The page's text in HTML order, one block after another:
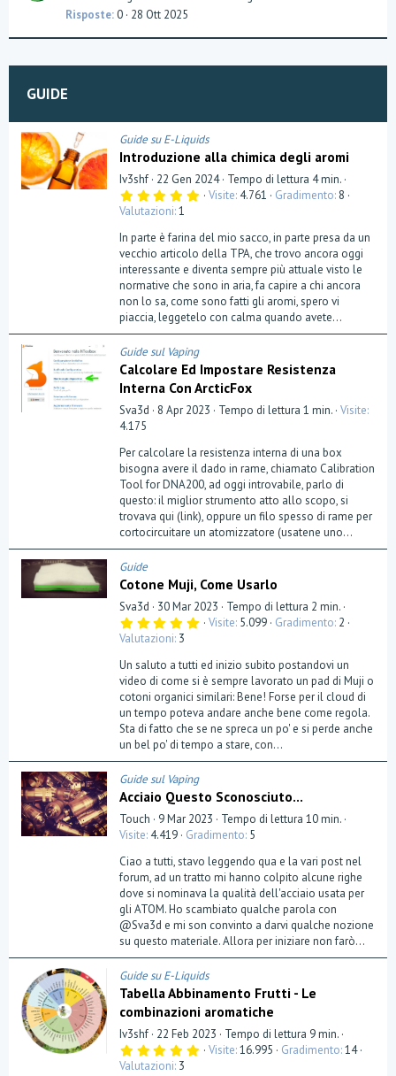
Risposte 0 28 Ott 2025
GUIDE
Guide su E-Liquids
Introduzione alla chimica degli aromi
Iv3shf 22 Gen 2024 Tempo di lettura 4 min.
5
0
s
t
e
l
l
a
(
e
)
Visite 4.761 Gradimento 8
Valutazioni 1
In parte è farina del mio sacco, in parte presa da un
vecchio articolo della TPA, che trovo ancora oggi
interessante e diventa sempre più attuale visto le
normative che sono in aria, fa capire a chi ancora
non lo sa, come sono fatti gli aromi, spero vi
piaccia, leggetelo con calma quando avete...
Guide sul Vaping
Calcolare Ed Impostare Resistenza
Interna Con ArcticFox
Sva3d 8 Apr 2023 Tempo di lettura 1 min. Visite
4.175
Per calcolare la resistenza interna di una box
bisogna avere il dado in rame, chiamato Calibration
Tool for DNA200, ad oggi introvabile, parlo di
questo: il miglior strumento atto allo scopo, si
trovava qui (link), oppure un filo spesso di rame per
cortocircuitare un atomizzatore (usatene uno...
Guide
Cotone Muji, Come Usarlo
Sva3d 30 Mar 2023
Tempo di lettura 2 min.
5
s
e
l
l
a
(
e
)
Visite 5.099 Gradimento 2
Valutazioni 3
Un saluto a tutti ed inizio subito postandovi un
video di come si è sempre lavorato un pad di Muji o
cotoni organici similari: Bene! Forse per il cloud di
un tempo poteva andare anche bene come regola.
Sta di fatto che se ne spreca un po' e si perde anche
un bel po' di tempo a stare, con...
Guide sul Vaping
Acciaio Questo Sconosciuto...
Touch 9 Mar 2023
Tempo di lettura 10 min.
Visite 4.419 Gradimento 5
Ciao a tutti, stavo leggendo qua e la vari post nel
forum, ad un tratto mi hanno colpito alcune righe
dove si nominava la qualità dell'acciaio usata per
gli ATOM. Ho scambiato qualche parola con
@Sva3d e mi son convinto a darvi qualche nozione
su questo materiale. Allora per iniziare non farò...
Guide su E-Liquids
Tabella Abbinamento Frutti - Le
combinazioni aromatiche
Iv3shf 22 Feb 2023
Tempo di lettura 9 min.
5 Visite 16.995 Gradimento 14
Valutazioni 3